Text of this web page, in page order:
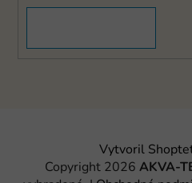
Vytvoril
Copyright 2026 AKVA-